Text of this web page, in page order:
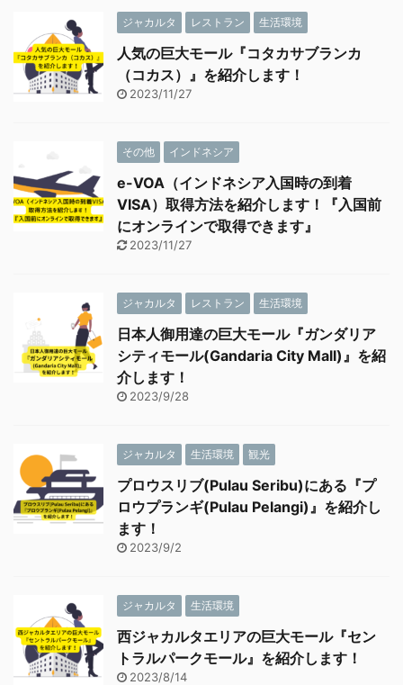
ジャカルタ レストラン 生活環境
人気の巨大モール『コタカサブランカ
（コカス）』を紹介します！
2023/11/27
その他 インドネシア
e-VOA（インドネシア入国時の到着
VISA）取得方法を紹介します！『入国前
にオンラインで取得できます』
2023/11/27
ジャカルタ レストラン 生活環境
日本人御用達の巨大モール『ガンダリア
シティモール(Gandaria City Mall)』を紹
介します！
2023/9/28
ジャカルタ 生活環境 観光
プロウスリブ(Pulau Seribu)にある『プ
ロウプランギ(Pulau Pelangi)』を紹介し
ます！
2023/9/2
ジャカルタ 生活環境
西ジャカルタエリアの巨大モール『セン
トラルパークモール』を紹介します！
2023/8/14